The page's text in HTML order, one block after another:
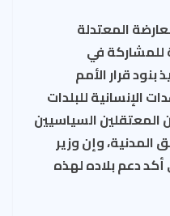
المعتدلة
في
بنود قرار الأمم
الإنسانية للبلدات
المعتقلين السياسيين
وإن وزير
أكد دعم بلاده لهذه